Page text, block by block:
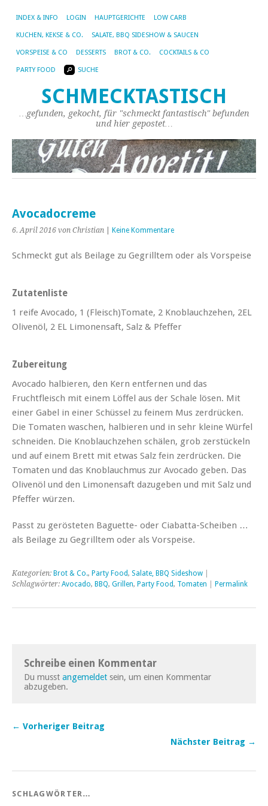
INDEX & INFO LOGIN HAUPTGERICHTE LOW CARB
KUCHEN, KEKSE & CO. SALATE, BBQ SIDESHOW & SAUCEN
VORSPEISE & CO DESSERTS BROT & CO. COCKTAILS & CO
PARTY FOOD SUCHE
SCHMECKTASTISCH
…gefunden, gekocht, für "schmeckt fantastisch" befunden
und hier gepostet…
Avocadocreme
6. April 2016 von Christian Keine Kommentare
Schmeckt gut als Beilage zu Gegrilltem oder als Vorspeise
Zutatenliste
1 reife Avocado, 1 (Fleisch)Tomate, 2 Knoblauchzehen, 2EL
Olivenöl, 2 EL Limonensaft, Salz & Pfeffer
Zubereitung
Avocado halbieren, den Kern entfernen und das
Fruchtfleisch mit einem Löffel aus der Schale lösen. Mit
einer Gabel in einer Schüssel zu feinem Mus zerdrücken.
Die Tomaten waschen, halbieren und in sehr kleine Würfel
schneiden. Die Knoblauchzehen schälen, grob zerstückeln
und auf einem Brett mit etwas Salz fein zerdrücken. Die
Tomaten und das Knoblauchmus zur Avocado geben. Das
Olivenöl und den Limonensaft dazugeben und mit Salz und
Pfeffer würzen.
Passt zu gerösteten Baguette- oder Ciabatta-Scheiben …
als Beilage zu Gegrilltem oder als Vorspeise.
Kategorien: Brot & Co., Party Food, Salate, BBQ Sideshow
Schlagwörter: Avocado, BBQ, Grillen, Party Food, Tomaten Permalink
Schreibe einen Kommentar
Du musst angemeldet sein, um einen Kommentar
abzugeben.
← Vorheriger Beitrag
Nächster Beitrag →
SCHLAGWÖRTER…